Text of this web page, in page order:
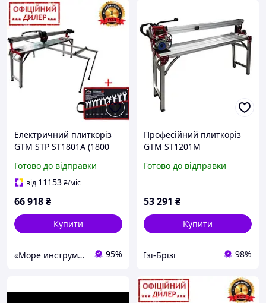
Електричний плиткоріз
GTM STP ST1801A (1800
автоматичне подавання
Готово до відправки
від 11153₴/міс
66 918₴
Купити
«Море инструментов» 95%
Професійний плиткоріз
GTM ST1201M
диск 120 см, довжина
Готово до відправки
53 291 ₴
Купити
Ізі-Брізі 98%